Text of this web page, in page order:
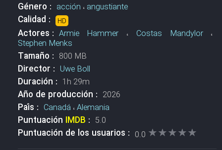
Género : acción ، angustiante
Calidad : HD
Actores : Armie Hammer ، Costas Mandylor،
Stephen Menks
Tamaño : 800 MB
Director : Uwe Boll
Duración : 1h 29m
Año de producción : 2026
País : Canadá ،Alemania
Puntuación IMDB : 5.0
Puntuación de los usuarios : 0.0 ★★★★★
★★★★★